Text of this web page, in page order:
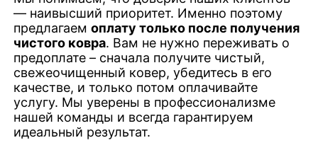
— наивысший приоритет. Именно поэтому
предлагаем оплату только после получения
чистого ковра. Вам не нужно переживать о
предоплате – сначала получите чистый,
свежеочищенный ковер, убедитесь в его
качестве, и только потом оплачивайте
услугу. Мы уверены в профессионализме
нашей команды и всегда гарантируем
идеальный результат.